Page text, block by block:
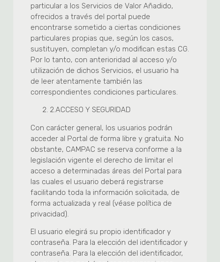
particular a los Servicios de Valor Añadido,
ofrecidos a través del portal puede
encontrarse sometido a ciertas condiciones
particulares propias que, según los casos,
sustituyen, completan y/o modifican estas CG.
Por lo tanto, con anterioridad al acceso y/o
utilización de dichos Servicios, el usuario ha
de leer atentamente también las
correspondientes condiciones particulares.
2.ACCESO Y SEGURIDAD
Con carácter general, los usuarios podrán
acceder al Portal de forma libre y gratuita. No
obstante, CAMPAC se reserva conforme a la
legislación vigente el derecho de limitar el
acceso a determinadas áreas del Portal para
las cuales el usuario deberá registrarse
facilitando toda la información solicitada, de
forma actualizada y real (véase política de
privacidad).
El usuario elegirá su propio identificador y
contraseña. Para la elección del identificador y
contraseña. Para la elección del identificador,